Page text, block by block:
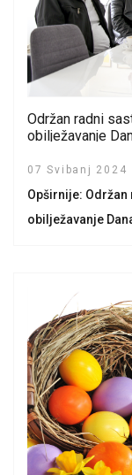
Održan radni
obilježavanje
07 Svibanj 2024
Opširnije:
obilježavanje